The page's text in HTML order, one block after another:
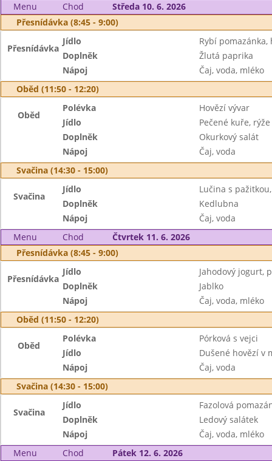
Menu
Chod
Středa 10. 6. 2026
Přesnídávka (8:45 - 9:00)
Přesnídávka
Jídlo
Rybí pomazánka,
Doplněk
Žlutá paprika
Nápoj
Čaj, voda, mléko
Oběd (11:50 - 12:20)
Oběd
Polévka
Hovězí vývar
Jídlo
Pečené kuře,
Doplněk
Okurkový salát
Nápoj
Čaj, voda
Svačina (14:30 - 15:00)
Svačina
Jídlo
Lučina s
Doplněk
Kedlubna
Nápoj
Čaj, voda
Menu
Chod
Čtvrtek 11. 6. 2026
Přesnídávka (8:45 - 9:00)
Přesnídávka
Jídlo
Jahodový jogurt,
Doplněk
Jablko
Nápoj
Čaj, voda, mléko
Oběd (11:50 - 12:20)
Oběd
Polévka
Pórková s vejci
Jídlo
Dušené hovězí v
Nápoj
Čaj, voda
Svačina (14:30 - 15:00)
Svačina
Jídlo
Fazolová
Doplněk
Ledový salátek
Nápoj
Čaj, voda, mléko
Menu
Chod Pátek 12. 6. 2026